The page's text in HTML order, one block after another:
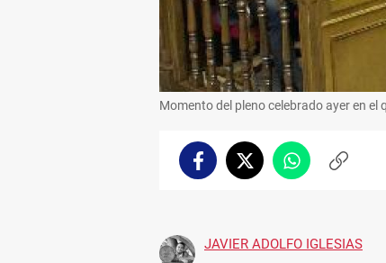
Momento del pleno celebrado ayer en
FacebookTwitterWhatsappCopiar
JAVIER ADOLFO IGLESIAS